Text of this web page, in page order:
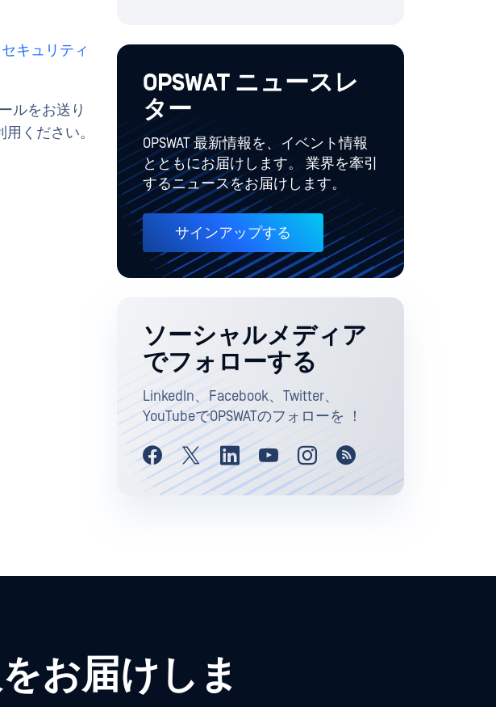
セキュリティ
ルをお送り
ください。
OPSWAT ニュースレ
ター
OPSWAT 最新情報を、イベント情報
とともにお届けします。 業界を牽引
するニュースをお届けします。
サインアップする
ソーシャルメディア
でフォローする
LinkedIn、Facebook、Twitter、
YouTubeでOPSWATのフォローを ！
お届けしま